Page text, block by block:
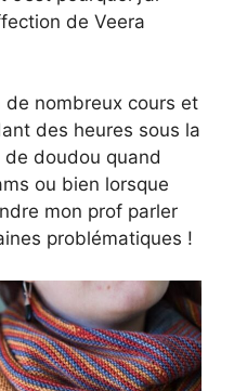
de Veera
de nombreux cours et
des heures sous la
de doudou quand
ou bien lorsque
mon prof parler
problématiques !